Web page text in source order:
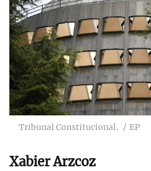
Tribunal Constitucional. EP
XabierArzcoz